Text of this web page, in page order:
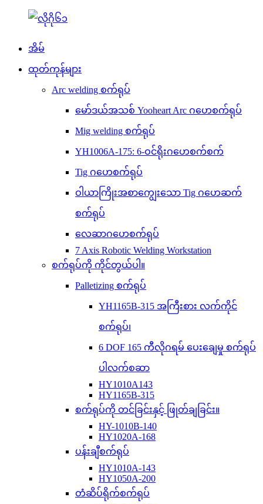
အိမ်
ထုတ်ကုန်များ
Arc welding စက်ရုပ်
မော်ဒယ်အသစ် Yooheart Arc ဂဟေစက်ရုပ်
Mig welding စက်ရုပ်
YH1006A-175: 6-ဝင်ရိုးဂဟေစက်စက်
Tig ဂဟေစက်ရုပ်
ဝါယာကြိုးအစာကျွေးသော Tig ဂဟေဆက်
စက်ရုပ်
လေဆာဂဟေစက်ရုပ်
7 Axis Robotic Welding Workstation
စက်ရုပ်ကို ကိုင်တွယ်ပါ။
Palletizing စက်ရုပ်
YH1165B-315 အကြီးစား လက်ကိုင်
စက်ရုပ်၊
6 DOF 165 ကီလိုဂရမ် ပေးချေမှု စက်ရုပ်
ပါလက်စဆာ
HY1010A143
HY1165B-315
စက်ရုပ်ကို တင်ခြင်းနှင့် ဖြုတ်ချခြင်း။
HY-1010B-140
HY1020A-168
ပန်းချီစက်ရုပ်
HY1010A-143
HY1050A-200
တံဆိပ်ရိုက်စက်ရုပ်